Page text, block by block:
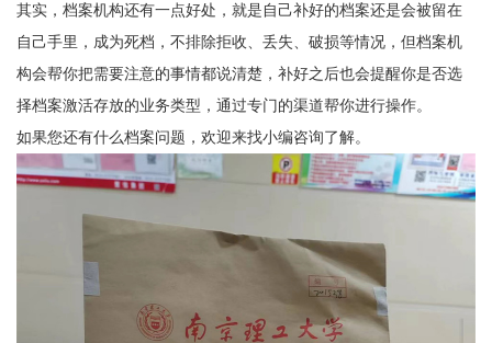
其实，档案机构还有一点好处，就是自己补好的档案还是会被留在
自己手里，成为死档，不排除拒收、丢失、破损等情况，但档案机
构会帮你把需要注意的事情都说清楚，补好之后也会提醒你是否选
择档案激活存放的业务类型，通过专门的渠道帮你进行操作。
如果您还有什么档案问题，欢迎来找小编咨询了解。